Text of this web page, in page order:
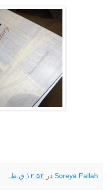
Soreya Fallah در ۱۲:۵۲ ق.ظ.